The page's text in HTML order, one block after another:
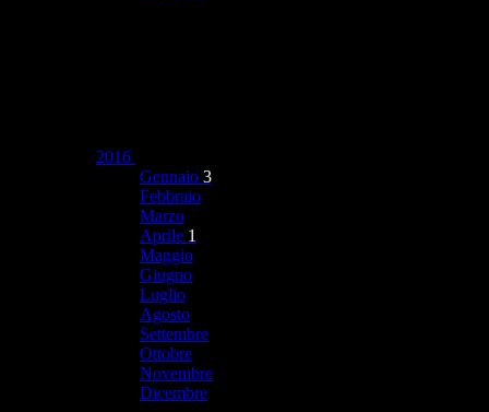
2016
Gennaio 3
Febbraio
Marzo
Aprile 1
Maggio
Giugno
Luglio
Agosto
Settembre
Ottobre
Novembre
Dicembre